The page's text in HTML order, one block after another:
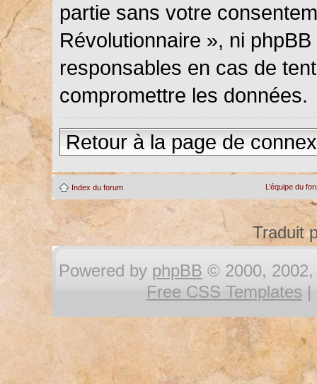
partie sans votre
Révolutionnaire », ni
responsables en cas de
compromettre les données.
Retour à la page de
Index du forum L’équipe du
Traduit
Powered by phpBB © 2000, 2002,
Free CSS Templates |